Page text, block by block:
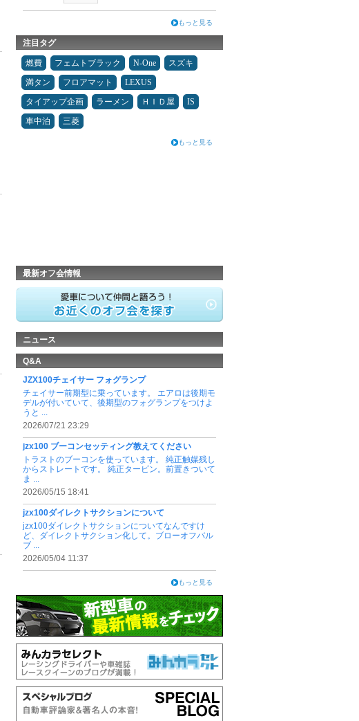
もっと見る
注目タグ
燃費 フェムトブラック N-One
スズキ
満タン
フロアマット
LEXUS
タイアップ企画
ラーメン ＨＩＤ屋
IS
車中泊
三菱
もっと見る
最新オフ会情報
ニュース
Q&A
JZX100チェイサー フォグランプ
チェイサー前期型に乗っています。 エアロは後期モ
デルが付いていて、後期型のフォグランプをつけよ
うと ...
2026/07/21 23:29
jzx100 ブーコンセッティング教えてください
トラストのブーコンを使っています。 純正触媒残し
からストレートです。 純正タービン。前置きついて
ま ...
2026/05/15 18:41
jzx100ダイレクトサクションについて
jzx100ダイレクトサクションについてなんですけ
ど、ダイレクトサクション化して。ブローオフバル
ブ ...
2026/05/04 11:37
もっと見る